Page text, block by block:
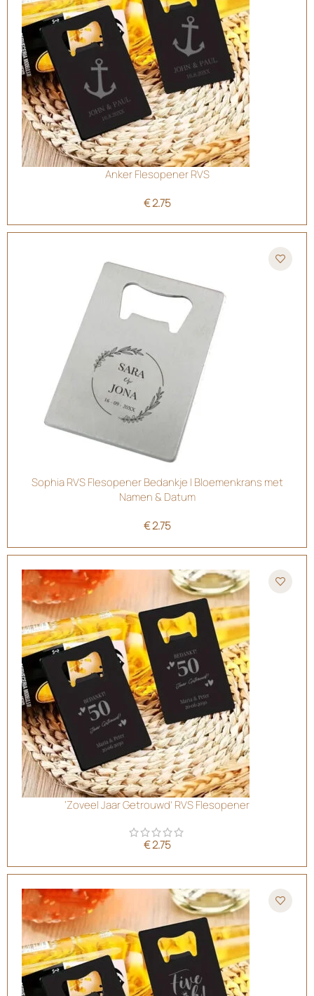
Anker Flesopener RVS
€2.75
Sophia RVS Flesopener Bedankje | Bloemenkrans met
Namen & Datum
€2.75
‘Zoveel Jaar Getrouwd’ RVS Flesopener
€2.75